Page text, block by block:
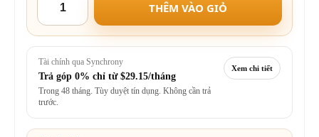
THÊM VÀO GIỎ
Tài chính qua Synchrony
Trả góp 0% chỉ từ $29.15/tháng
Trong 48 tháng. Tùy duyệt tín dụng. Không cần trả
trước.
Xem chi tiết